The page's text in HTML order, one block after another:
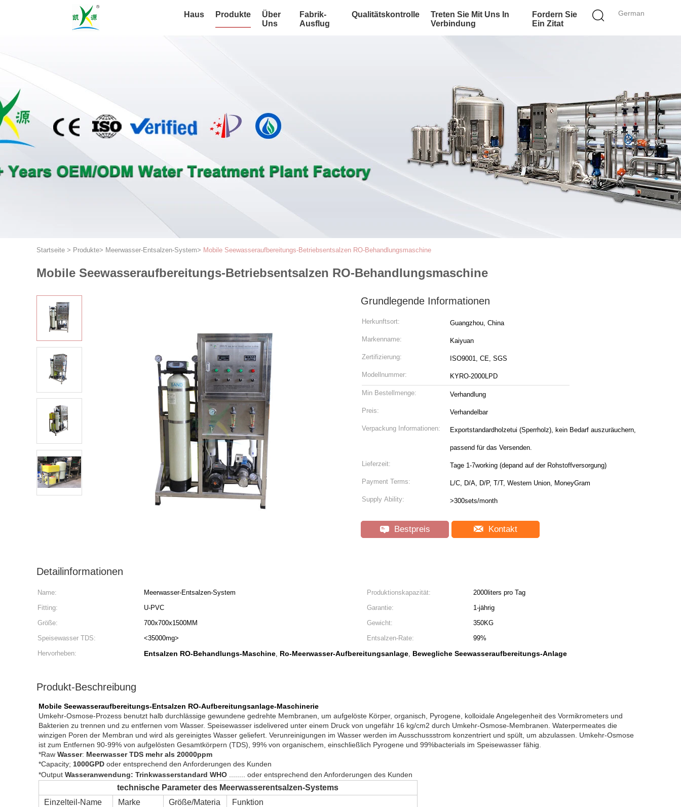
German
Haus Produkte
Über
Uns
Fabrik-
Ausflug
Qualitätskontrolle
Treten Sie Mit Uns In
Verbindung
Fordern Sie
Ein Zitat
Startseite > Produkte> Meerwasser-Entsalzen-System> Mobile Seewasseraufbereitungs-Betriebsentsalzen RO-Behandlungsmaschine
Mobile Seewasseraufbereitungs-Betriebsentsalzen RO-Behandlungsmaschine
Grundlegende Informationen
Herkunftsort: Guangzhou, China
Markenname: Kaiyuan
Zertifizierung: ISO9001, CE, SGS
Modellnummer: KYRO-2000LPD
Min Bestellmenge: Verhandlung
Preis: Verhandelbar
Verpackung Informationen: Exportstandardholzetui (Sperrholz), kein Bedarf auszuräuchern,
passend für das Versenden.
Lieferzeit: Tage 1-7working (depand auf der Rohstoffversorgung)
Payment Terms: L/C, D/A, D/P, T/T, Western Union, MoneyGram
Supply Ability: >300sets/month
Bestpreis Kontakt
Detailinformationen
Name: Meerwasser-Entsalzen-System Produktionskapazität:
2000liters pro Tag
Fitting:
U-PVC Garantie:
1-jährig
Größe:
700x700x1500MM Gewicht:
350KG
Speisewasser TDS:
<35000mg> Entsalzen-Rate:
99%
Hervorheben:
Entsalzen RO-Behandlungs-Maschine, Ro-Meerwasser-Aufbereitungsanlage, Bewegliche Seewasseraufbereitungs-Anlage
Produkt-Beschreibung
Mobile Seewasseraufbereitungs-Entsalzen RO-Aufbereitungsanlage-Maschinerie
Umkehr-Osmose-Prozess benutzt halb durchlässige gewundene gedrehte Membranen, um aufgelöste Körper, organisch, Pyrogene, kolloidale Angelegenheit des Vormikrometers und
Bakterien zu trennen und zu entfernen vom Wasser. Speisewasser isdelivered unter einem Druck von ungefähr 16 kg/cm2 durch Umkehr-Osmose-Membranen. Waterpermeates die
winzigen Poren der Membran und wird als gereinigtes Wasser geliefert. Verunreinigungen im Wasser werden im Ausschussstrom konzentriert und spült, um abzulassen. Umkehr-Osmose
ist zum Entfernen 90-99% von aufgelösten Gesamtkörpern (TDS), 99% von organischem, einschließlich Pyrogene und 99%bacterials im Speisewasser fähig.
*Raw Wasser: Meerwasser TDS mehr als 20000ppm
*Capacity; 1000GPD oder entsprechend den Anforderungen des Kunden
*Output Wasseranwendung: Trinkwasserstandard WHO oder entsprechend den Anforderungen des Kunden
technische Parameter des Meerwasserentsalzen-Systems
Einzelteil-Name
Marke
Größe/Materia
Funktion